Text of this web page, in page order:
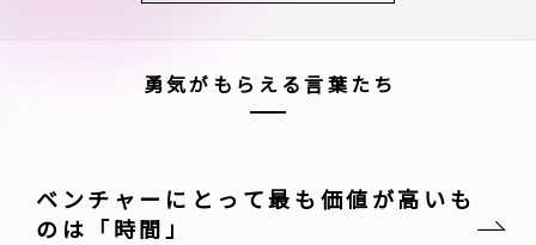
勇気がもらえる言葉たち
ベンチャーにとって最も価値が高いも
のは「時間」